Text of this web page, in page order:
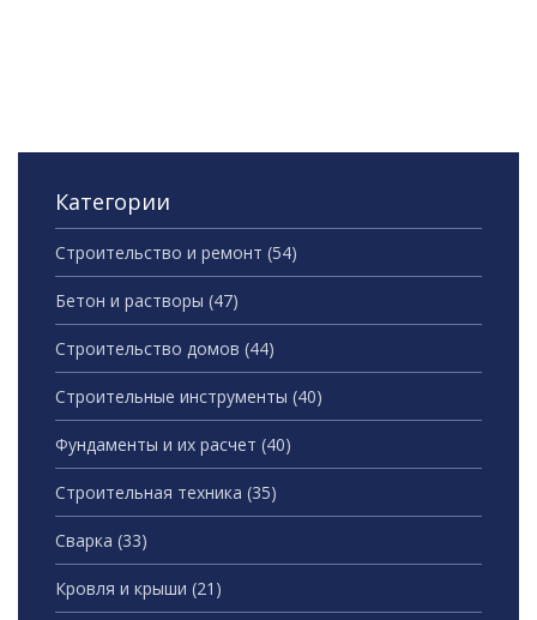
Категории
Строительство и ремонт (54)
Бетон и растворы (47)
Строительство домов (44)
Строительные инструменты (40)
Фундаменты и их расчет (40)
Строительная техника (35)
Сварка (33)
Кровля и крыши (21)